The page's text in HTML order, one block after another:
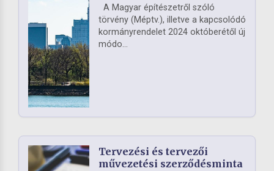
A Magyar építészetről szóló
törvény (Méptv.), illetve a kapcsolódó
kormányrendelet 2024 októberétől új
módo...
Tervezési és tervezői
művezetési szerződésminta